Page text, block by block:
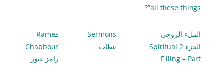
all these things”?
الملء الروحي –
الجزء 2 Spiritual
Filling – Part
Sermons
عظات
Ramez
Ghabbour
رامز غبور